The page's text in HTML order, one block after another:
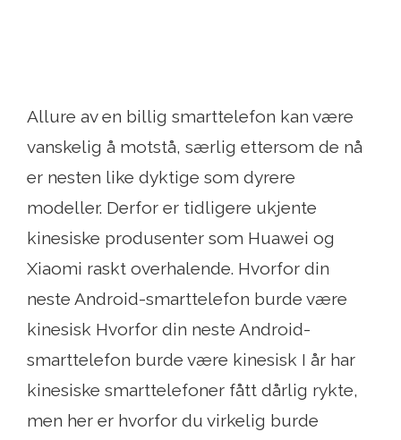
Allure av en billig smarttelefon kan være
vanskelig å motstå, særlig ettersom de nå
er nesten like dyktige som dyrere
modeller. Derfor er tidligere ukjente
kinesiske produsenter som Huawei og
Xiaomi raskt overhalende. Hvorfor din
neste Android-smarttelefon burde være
kinesisk Hvorfor din neste Android-
smarttelefon burde være kinesisk I år har
kinesiske smarttelefoner fått dårlig rykte,
men her er hvorfor du virkelig burde